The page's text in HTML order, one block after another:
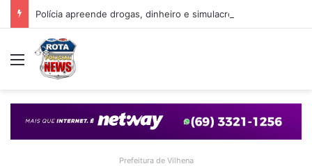
Menu
Prefeitura de Vilhena